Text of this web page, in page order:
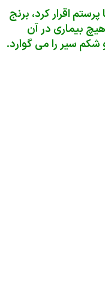
اقرار کرد، برنج
بیماری در آن
سیر را می گوارد.